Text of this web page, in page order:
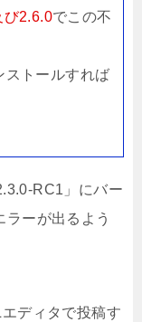
び2.6.0でこの不
ストールすれば
RC1」にバー
ーが出るよう
ディタで投稿す